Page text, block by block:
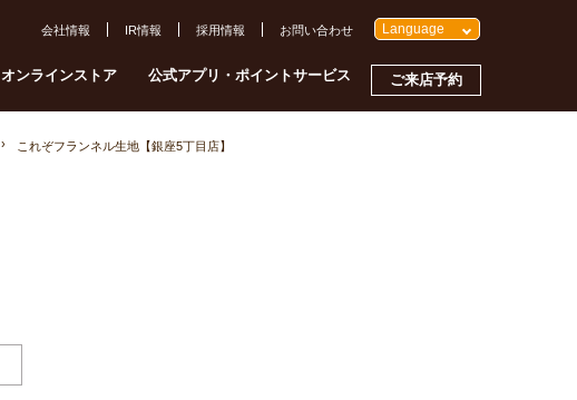
オンラインストア 公式アプリ・ポイントサービス ご来店予約
会社情報 IR情報 採用情報 お問い合わせ Language
これぞフランネル生地【銀座5丁目店】